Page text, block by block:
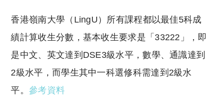
香港嶺南大學（LingU）所有課程都以最佳5科成
績計算收生分數，基本收生要求是「33222」，即
是中文、英文達到DSE3級水平，數學、通識達到
2級水平，而學生其中一科選修科需達到2級水
平。參考資料